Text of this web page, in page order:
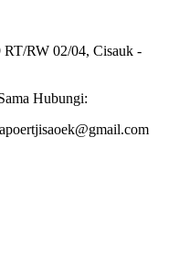
RW 02/04, Cisauk -
Hubungi: